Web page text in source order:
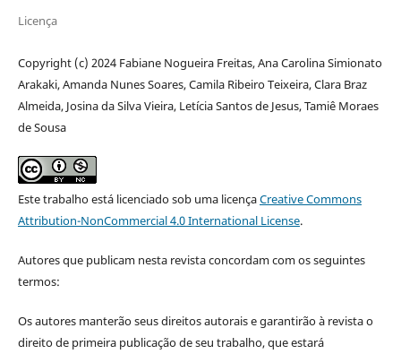
Licença
Copyright (c) 2024 Fabiane Nogueira Freitas, Ana Carolina Simionato
Arakaki, Amanda Nunes Soares, Camila Ribeiro Teixeira, Clara Braz
Almeida, Josina da Silva Vieira, Letícia Santos de Jesus, Tamiê Moraes
de Sousa
Este trabalho está licenciado sob uma licençaCreative Commons
Attribution-NonCommercial 4.0 International License.
Autores que publicam nesta revista concordam com os seguintes
termos:
Os autores manterão seus direitos autorais e garantirão à revista o
direito de primeira publicação de seu trabalho, que estará